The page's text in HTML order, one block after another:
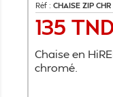
Réf : CHAISE ZIP
Prix
135
Chaise en
chromé.